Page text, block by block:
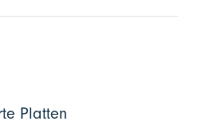
Platten